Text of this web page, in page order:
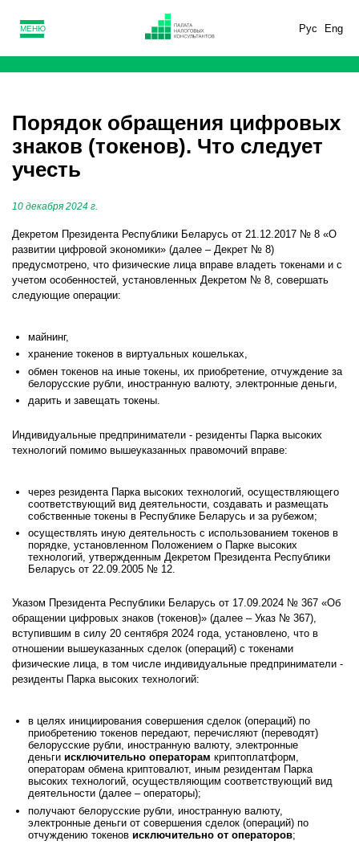
Рус Eng
МЕНЮ
Порядок обращения цифровых
знаков (токенов). Что следует
учесть
10 декабря 2024 г.
Декретом Президента Республики Беларусь от 21.12.2017 № 8 «О
развитии цифровой экономики» (далее – Декрет № 8)
предусмотрено, что физические лица вправе владеть токенами и с
учетом особенностей, установленных Декретом № 8, совершать
следующие операции:
майнинг,
хранение токенов в виртуальных кошельках,
обмен токенов на иные токены, их приобретение, отчуждение за
белорусские рубли, иностранную валюту, электронные деньги,
дарить и завещать токены.
Индивидуальные предприниматели - резиденты Парка высоких
технологий помимо вышеуказанных правомочий вправе:
через резидента Парка высоких технологий, осуществляющего
соответствующий вид деятельности, создавать и размещать
собственные токены в Республике Беларусь и за рубежом;
осуществлять иную деятельность с использованием токенов в
порядке, установленном Положением о Парке высоких
технологий, утвержденным Декретом Президента Республики
Беларусь от 22.09.2005 № 12.
Указом Президента Республики Беларусь от 17.09.2024 № 367 «Об
обращении цифровых знаков (токенов)» (далее – Указ № 367),
вступившим в силу 20 сентября 2024 года, установлено, что в
отношении вышеуказанных сделок (операций) с токенами
физические лица, в том числе индивидуальные предприниматели -
резиденты Парка высоких технологий:
в целях инициирования совершения сделок (операций) по
приобретению токенов передают, перечисляют (переводят)
белорусские рубли, иностранную валюту, электронные
деньги исключительно операторам криптоплатформ,
операторам обмена криптовалют, иным резидентам Парка
высоких технологий, осуществляющим соответствующий вид
деятельности (далее – операторы);
получают белорусские рубли, иностранную валюту,
электронные деньги от совершения сделок (операций) по
отчуждению токенов исключительно от операторов;